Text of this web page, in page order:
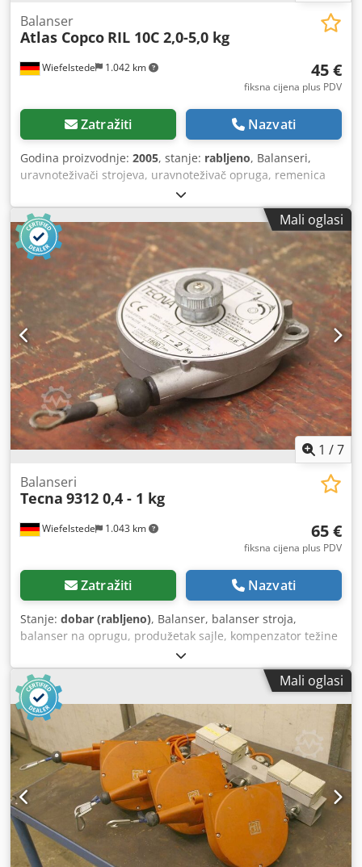
Wiefelstede 1.042 km
Balanser
Atlas Copco RIL 10C 2,0-5,0 kg
45 €
fiksna cijena plus PDV
Zatražiti Nazvati
Godina proizvodnje: 2005, stanje: rabljeno, Balanseri,
uravnoteživači strojeva, uravnoteživač opruga, remenica
kabela, uravnoteživači utega - Proizvođač: Atlas Copco, tip
RIL 10C - Nosivost: 2,0 - 5,0 kg - Dimenzije: 200/250/70 mm
- Vlastita težina: 2,6 kg Cedsgggy Eepfx Ah Eerf Mali oglasi
1 /7
Wiefelstede 1.043 km
Balanseri
Tecna 9312 0,4 - 1 kg
65 €
fiksna cijena plus PDV
Zatražiti Nazvati
Stanje: dobar (rabljeno), Balanser, balanser stroja,
balanser na oprugu, produžetak sajle, kompenzator težine
-Proizvođač: Tecna, balanser na oprugu tip 9312 -Nosivost:
1 - 2 kg -Dužina užeta: 1600 mm -Broj: 1x balanser na
oprugu dostupan -Dimenzije: 200/110/H55 mm -Vlastita
težina: 0,6 kg Crjdpfjv U I S Sex Ah Esf
Mali oglasi